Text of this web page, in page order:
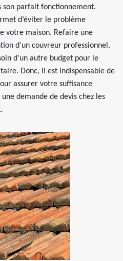
son parfait fonctionnement.
d’éviter le problème
votre maison. Refaire une
d’un couvreur professionnel.
d’un autre budget pour le
Donc, il est indispensable de
assurer votre suffisance
demande de devis chez les